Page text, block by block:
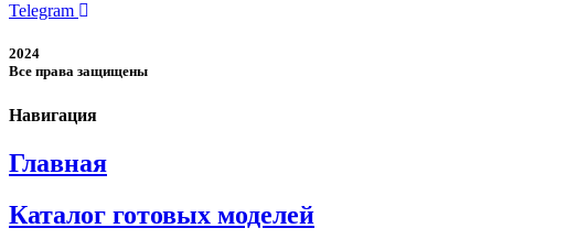
Telegram
2024
Все права защищены
Навигация
Главная
Каталог готовых моделей